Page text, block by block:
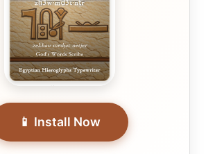
📱 Install Now